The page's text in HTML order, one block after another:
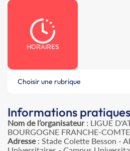
HORAIRES
Choisir une rubrique
Informations pratiques
Nom de l’organisateur: LIGUE
BOURGOGNE FRANCHE-COMTE
Adresse: Stade Colette Besson -